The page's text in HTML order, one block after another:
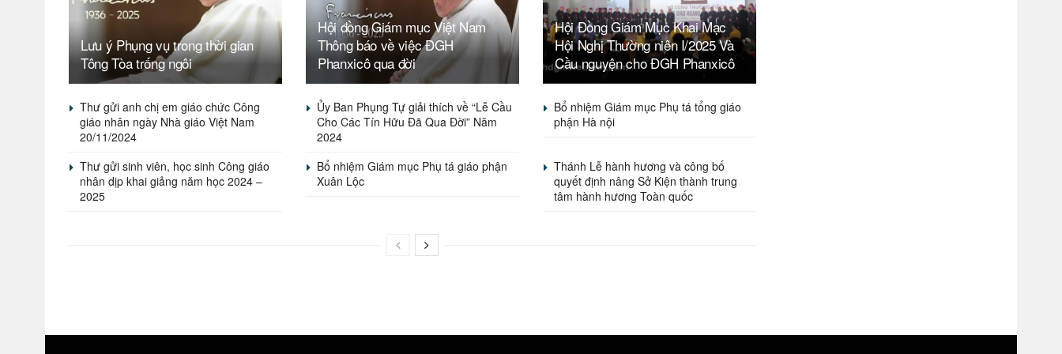
Lưu ý Phụng vụ trong thời gian
Tông Tòa trống ngôi
Hội đồng Giám mục Việt Nam
Thông báo về việc ĐGH
Phanxicô qua đời
Hội Đồng Giám Mục Khai Mạc
Hội Nghị Thường niên I/2025 Và
Cầu nguyện cho ĐGH Phanxicô
Thư gửi anh chị em giáo chức Công
giáo nhân ngày Nhà giáo Việt Nam
20/11/2024
Ủy Ban Phụng Tự giải thích về “Lễ Cầu
Cho Các Tín Hữu Đã Qua Đời” Năm
2024
Bổ nhiệm Giám mục Phụ tá tổng giáo
phận Hà nội
Thư gửi sinh viên, học sinh Công giáo
nhân dịp khai giảng năm học 2024 –
2025
Bổ nhiệm Giám mục Phụ tá giáo phận
Xuân Lộc
Thánh Lễ hành hương và công bố
quyết định nâng Sở Kiện thành trung
tâm hành hương Toàn quốc